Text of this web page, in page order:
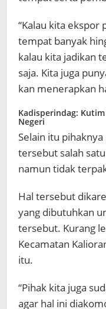
“Kalau kita ekspor
tempat banyak
kalau kita jadikan
saja. Kita juga
kan menerapkan
Kadisperindag:
Negeri
Selain itu
tersebut salah
namun tidak
Hal tersebut
yang dibutuhkan
tersebut. Kurang
Kecamatan
itu.
“Pihak kita juga
agar hal ini